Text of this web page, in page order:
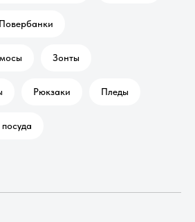
Повербанки
Зонты
Рюкзаки Пледы